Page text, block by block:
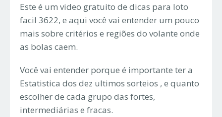
Este é um video gratuito de dicas para loto
facil 3622, e aqui você vai entender um pouco
mais sobre critérios e regiões do volante onde
as bolas caem.
Você vai entender porque é importante ter a
Estatistica dos dez ultimos sorteios , e quanto
escolher de cada grupo das fortes,
intermediárias e fracas.